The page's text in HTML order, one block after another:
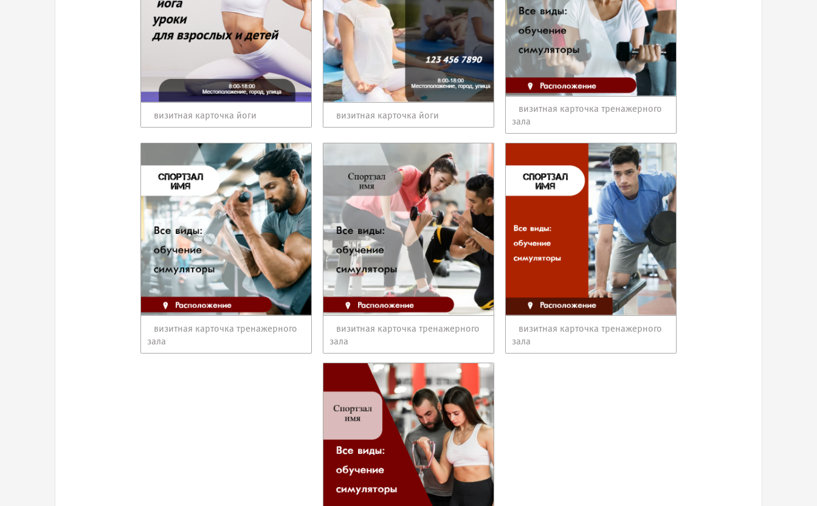
визитная карточка йоги визитная карточка йоги
визитная карточка тренажерного
зала
визитная карточка тренажерного
зала
визитная карточка тренажерного
зала
визитная карточка тренажерного
зала